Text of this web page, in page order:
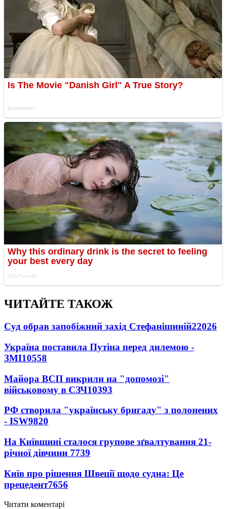
ЧИТАЙТЕ ТАКОЖ
Суд обрав запобіжний захід Стефанішиній22026
Україна поставила Путіна перед дилемою -
ЗМІ10558
Майора ВСП викрили на "допомозі"
військовому в СЗЧ10393
РФ створила "українську бригаду" з полонених
- ISW9820
На Київщині сталося групове зґвалтування 21-
річної дівчини 7739
Київ про рішення Швеції щодо судна: Це
прецедент7656
Читати коментарі